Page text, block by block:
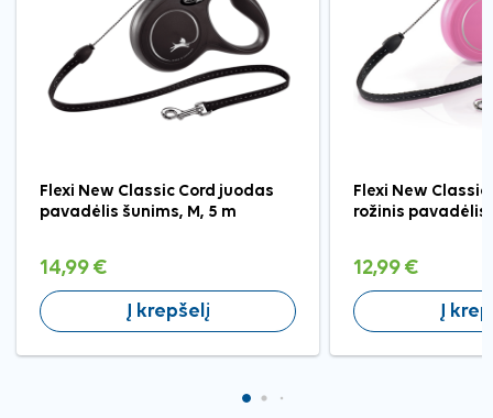
Flexi New Classic Cord juodas
pavadėlis šunims, M, 5 m
14,99 €
Į krepšelį
Flexi New
rožinis pavadėlis
12,99 €
Į